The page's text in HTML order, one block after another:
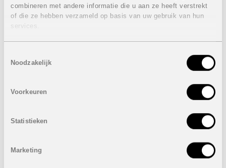
combineren met andere informatie die u aan ze heeft verstrekt
of die ze hebben verzameld op basis van uw gebruik van hun
services.
Noodzakelijk
Voorkeuren
Statistieken
Marketing
Penthouses
Berging: 4,15 m²
Prijs:VERKOCHT
Airconditioning (inclusief toestellen)
Elektrische toestellen